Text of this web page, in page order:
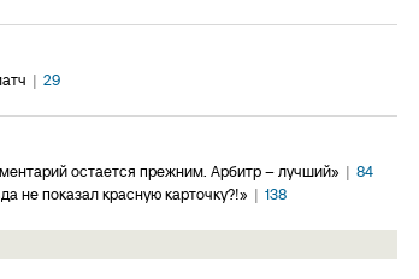
| 29
остается прежним. Арбитр – лучший» | 84
не показал красную карточку?!» | 138